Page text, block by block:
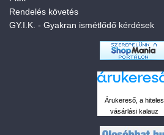
Rendelés követés
GY.I.K. - Gyakran ismétlődő kérdések
Árukereső, a hiteles
vásárlási kalauz